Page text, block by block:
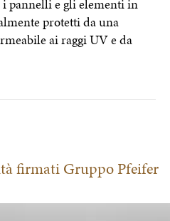
pannelli e gli elementi in
protetti da una
ai raggi UV e da
firmati Gruppo Pfeifer